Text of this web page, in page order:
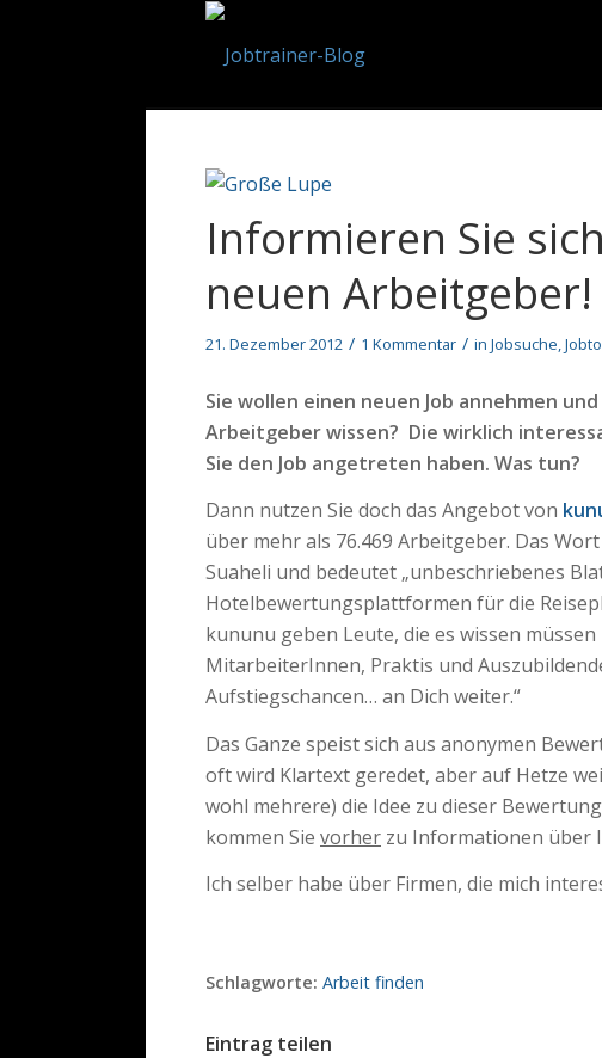
Informieren Sie
neuen Arbeitgeber!
21. Dezember 2012 / 1 Kommentar / in Jobsuche,
Sie wollen einen neuen Job annehmen
Arbeitgeber wissen? Die wirklich
Sie den Job angetreten haben. Was tun?
Dann nutzen Sie doch das Angebot von
über mehr als 76.469 Arbeitgeber. Das
Suaheli und bedeutet „unbeschriebenes
Hotelbewertungsplattformen für die
kununu geben Leute, die es wissen
MitarbeiterInnen, Praktis und
Aufstiegschancen… an Dich weiter.“
Das Ganze speist sich aus anonymen
oft wird Klartext geredet, aber auf Hetze
wohl mehrere) die Idee zu dieser
kommen Sie vorher zu Informationen über
Ich selber habe über Firmen, die mich
Schlagworte: Arbeit finden
Eintrag teilen